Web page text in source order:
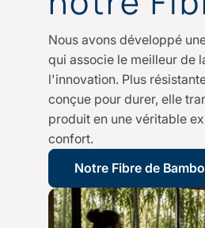
Nous avons développé
qui associe le meilleur de
l'innovation. Plus
conçue pour durer, elle
produit en une véritable
confort.
Notre Fibre de